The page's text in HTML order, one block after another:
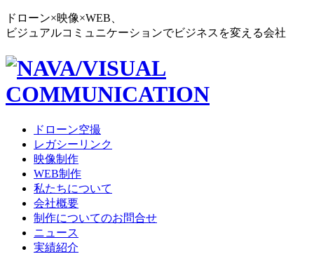
ドローン×映像×WEB、
ビジュアルコミュニケーションでビジネスを変える会社
ドローン空撮
レガシーリンク
映像制作
WEB制作
私たちについて
会社概要
制作についてのお問合せ
ニュース
実績紹介